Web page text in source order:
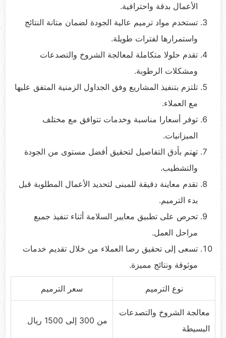
الأعمال بدقة واحترافية.
تستخدم مواد ترميم عالية الجودة لضمان متانة النتائج
واستمرارها لفترات طويلة.
تقدم حلولا متكاملة لمعالجة الشروخ والتصدعات
ومشكلات الرطوبة.
تلتزم بتنفيذ المشاريع وفق الجداول الزمنية المتفق عليها
مع العملاء.
توفر أسعارا مناسبة وخدمات تتوافق مع مختلف
الميزانيات.
تهتم بأدق التفاصيل لتحقيق أفضل مستوى من الجودة
والتشطيب.
تقدم معاينة دقيقة للمبنى لتحديد الأعمال المطلوبة قبل
بدء الترميم.
تحرص على تطبيق معايير السلامة أثناء تنفيذ جميع
مراحل العمل.
تسعى إلى تحقيق رضا العملاء من خلال تقديم خدمات
موثوقة ونتائج مميزة.
نوع الترميم سعر الترميم
معالجة الشروخ والتصدعات
البسيطة
من 300 إلى 1500 ريال